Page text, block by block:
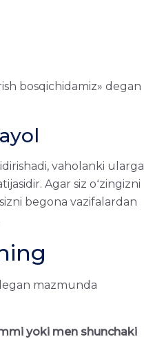
bosqichidamiz» degan
vaholanki ularga
Agar siz oʻzingizni
begona vazifalardan
mazmunda
yoki men shunchaki